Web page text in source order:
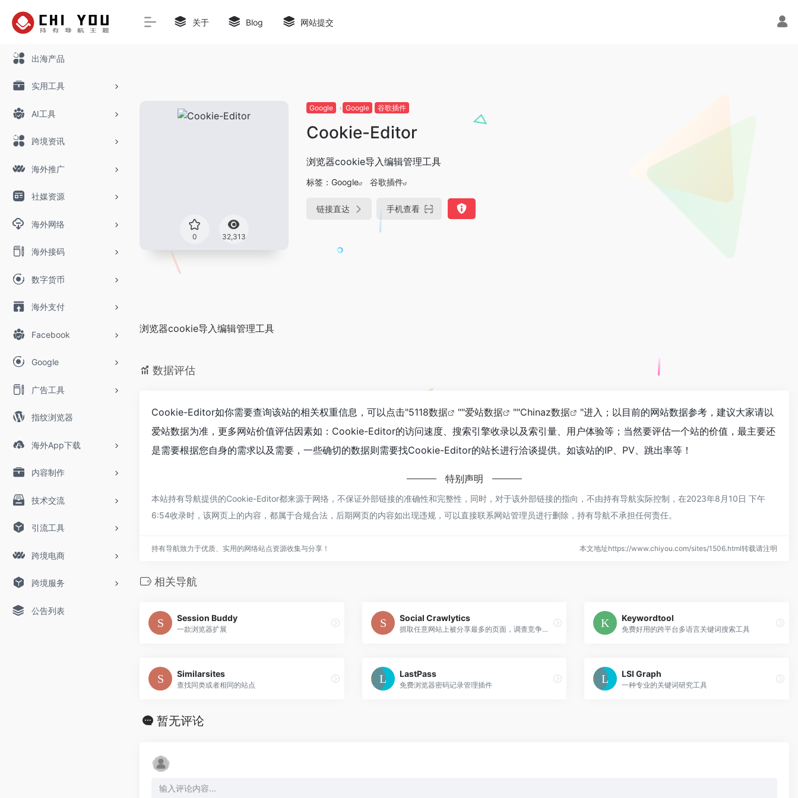
出海产品
实用工具
AI工具
跨境资讯
海外推广
社媒资源
海外网络
海外接码
数字货币
海外支付
Facebook
Google
广告工具
指纹浏览器
海外App下载
内容制作
技术交流
引流工具
跨境电商
跨境服务
公告列表
关于 Blog 网站提交
0 32,313
Google Google 谷歌插件
Cookie-Editor
浏览器cookie导入编辑管理工具
标签： Google 谷歌插件
链接直达 手机查看
浏览器cookie导入编辑管理工具
数据评估
Cookie-Editor如你需要查询该站的相关权重信息，可以点击"5118数据 ""爱站数据 ""Chinaz数据
"进入；以目前的网站数据参考，建议大家请以
爱站数据为准，更多网站价值评估因素如：Cookie-Editor的访问速度、搜索引擎收录以及索引量、用户体验等；当然要评估一个站的价值，最主要还
是需要根据您自身的需求以及需要，一些确切的数据则需要找Cookie-Editor的站长进行洽谈提供。如该站的IP、PV、跳出率等！
特别声明
本站持有导航提供的Cookie-Editor都来源于网络，不保证外部链接的准确性和完整性，同时，对于该外部链接的指向，不由持有导航实际控制，在2023年8月10日 下午
6:54收录时，该网页上的内容，都属于合规合法，后期网页的内容如出现违规，可以直接联系网站管理员进行删除，持有导航不承担任何责任。
持有导航致力于优质、实用的网络站点资源收集与分享！ 本文地址https://www.chiyou.com/sites/1506.html转载请注明
相关导航
Session Buddy
一款浏览器扩展
Social Crawlytics
抓取任意网站上被分享最多的页面，调查竞争对手
Keywordtool
免费好用的跨平台多语言关键词搜索工具
Similarsites
查找同类或者相同的站点
LastPass
免费浏览器密码记录管理插件
LSI Graph
一种专业的关键词研究工具
暂无评论